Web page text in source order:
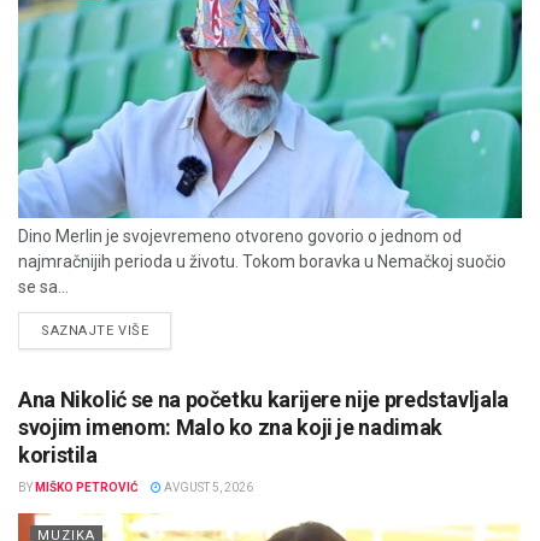
Dino Merlin je svojevremeno otvoreno govorio o jednom od
najmračnijih perioda u životu. Tokom boravka u Nemačkoj suočio
se sa...
SAZNAJTE VIŠEDETAILS
Ana Nikolić se na početku karijere nije predstavljala
svojim imenom: Malo ko zna koji je nadimak
koristila
BY MIŠKO PETROVIĆ AVGUST 5, 2026
MUZIKA